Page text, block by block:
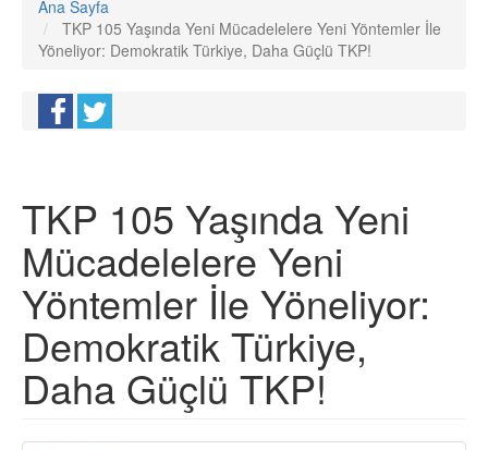
Ana Sayfa
TKP 105 Yaşında Yeni Mücadelelere Yeni Yöntemler İle
Yöneliyor: Demokratik Türkiye, Daha Güçlü TKP!
TKP 105 Yaşında Yeni
Mücadelelere Yeni
Yöntemler İle Yöneliyor:
Demokratik Türkiye,
Daha Güçlü TKP!